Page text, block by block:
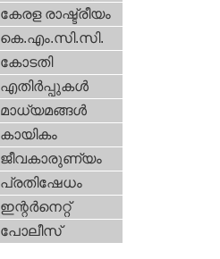
കേരള രാഷ്ട്രീയം
കെ.എം.സി.സി.
കോടതി
എതിര്‍പ്പുകള്‍
മാധ്യമങ്ങള്‍
കായികം
ജീവകാരുണ്യം
പ്രതിഷേധം
ഇന്റര്‍നെറ്റ്‌
പോലീസ്